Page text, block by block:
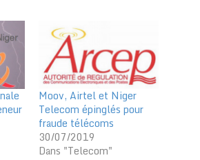
Moov, Airtel et Niger
Telecom épinglés pour
fraude télécoms
30/07/2019
Dans "Telecom"